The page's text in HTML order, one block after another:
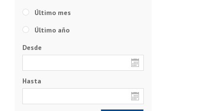
Último mes
Último año
Desde
Hasta